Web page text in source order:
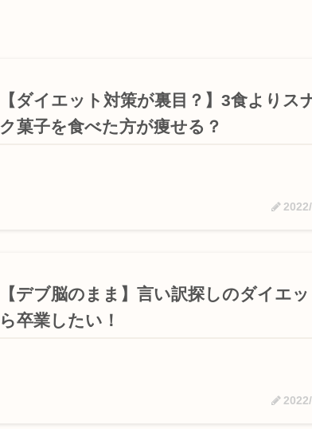
【ダイエット対策が裏目？】3食よりス
ク菓子を食べた方が痩せる？
【デブ脳のまま】言い訳探しのダイエ
ら卒業したい！